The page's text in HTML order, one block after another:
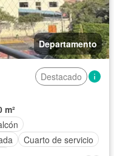
Departamento
Destacado
m²
Cuarto de servicio